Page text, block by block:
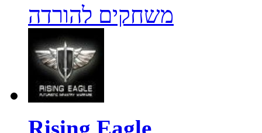
משחקים להורדה
Rising Eagle